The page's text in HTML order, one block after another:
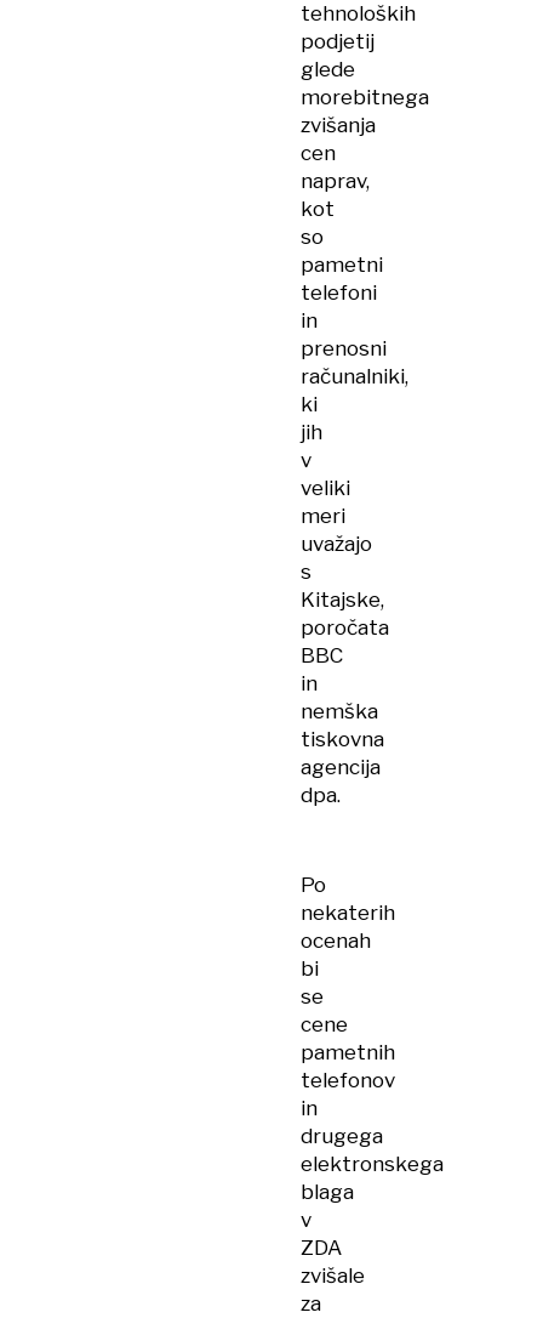
tehnoloških
podjetij
glede
morebitnega
zvišanja
cen
naprav,
kot
so
pametni
telefoni
in
prenosni
računalniki,
ki
jih
v
veliki
meri
uvažajo
s
Kitajske,
poročata
BBC
in
nemška
tiskovna
agencija
dpa.
Po
nekaterih
ocenah
bi
se
cene
pametnih
telefonov
in
drugega
elektronskega
blaga
v
ZDA
zvišale
za